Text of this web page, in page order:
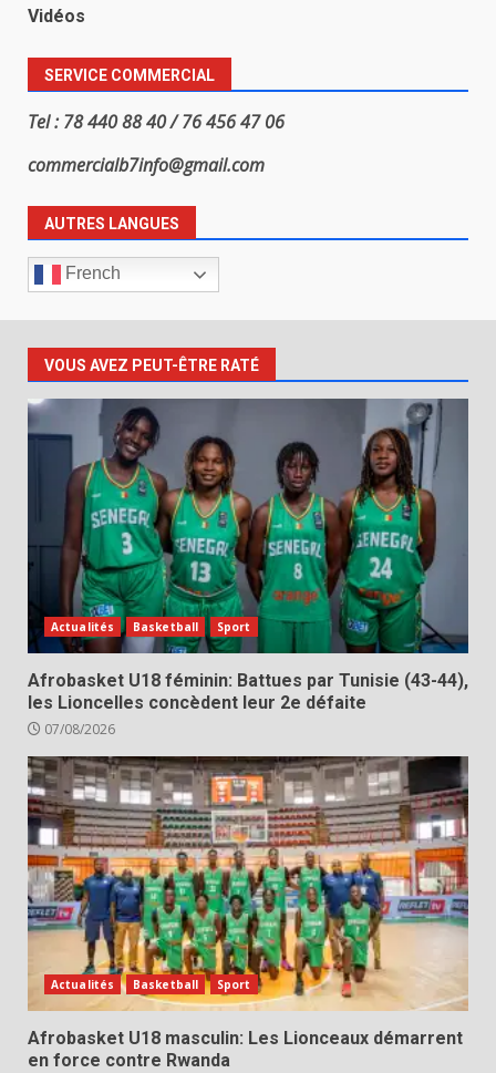
Vidéos
SERVICE COMMERCIAL
Tel : 78 440 88 40 / 76 456 47 06
commercialb7info@gmail.com
AUTRES LANGUES
French
VOUS AVEZ PEUT-ÊTRE RATÉ
Actualités Basketball Sport
Afrobasket U18 féminin: Battues par Tunisie (43-44),
les Lioncelles concèdent leur 2e défaite
07/08/2026
Actualités Basketball Sport
Afrobasket U18 masculin: Les Lionceaux démarrent
en force contre Rwanda